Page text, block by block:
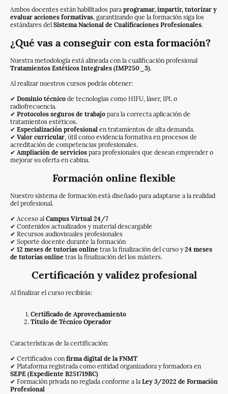
Ambos docentes están habilitados para programar, impartir, tutorizar y
evaluar acciones formativas, garantizando que la formación siga los
estándares del Sistema Nacional de Cualificaciones Profesionales.
¿Qué vas a conseguir con esta formación?
Nuestra metodología está alineada con la cualificación profesional
Tratamientos Estéticos Integrales (IMP250_3).
Al realizar nuestros cursos podrás obtener:
✔ Dominio técnico de tecnologías como HIFU, láser, IPL o
radiofrecuencia.
✔ Protocolos seguros de trabajo para la correcta aplicación de
tratamientos estéticos.
✔ Especialización profesional en tratamientos de alta demanda.
✔ Valor curricular, útil como evidencia formativa en procesos de
acreditación de competencias profesionales.
✔ Ampliación de servicios para profesionales que desean emprender o
mejorar su oferta en cabina.
Formación online flexible
Nuestro sistema de formación está diseñado para adaptarse a la realidad
del profesional.
✔ Acceso al Campus Virtual 24/7
✔ Contenidos actualizados y material descargable
✔ Recursos audiovisuales profesionales
✔ Soporte docente durante la formación
✔ 12 meses de tutorías online tras la finalización del curso y24 meses
de tutorías online tras la finalización del los másters.
Certificación y validez profesional
Al finalizar el curso recibirás:
Certificado de Aprovechamiento
Título de Técnico Operador
Características de la certificación:
✔ Certificados con firma digital de la FNMT
✔ Plataforma registrada como entidad organizadora y formadora en
SEPE (Expediente B251719BC)
✔ Formación privada no reglada conforme a la Ley 3/2022 de Formación
Profesional